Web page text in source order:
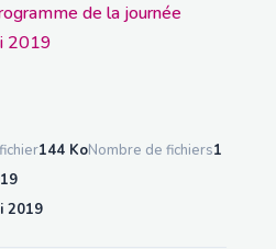
de la journée
2019
144 KoNombre de fichiers1
2019